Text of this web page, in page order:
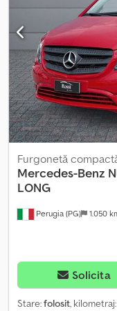
Perugia (PG) 1.050
Furgonetă
Mercedes-Benz
LONG
Solicita
Stare:folosit, kilometraj: